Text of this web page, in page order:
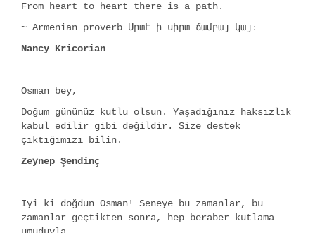
From heart to heart there is a path.
~ Armenian proverb Սրտէ ի սիրտ ճամբայ կայ։
Nancy Kricorian
Osman bey,
Doğum gününüz kutlu olsun. Yaşadığınız haksızlık
kabul edilir gibi değildir. Size destek
çıktığımızı bilin.
Zeynep Şendinç
İyi ki doğdun Osman! Seneye bu zamanlar, bu
zamanlar geçtikten sonra, hep beraber kutlama